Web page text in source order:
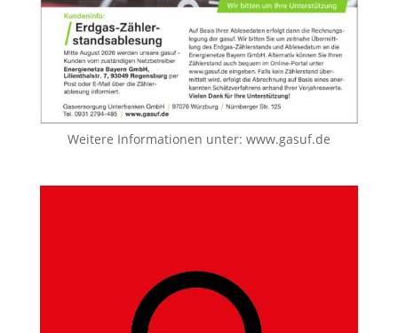
Weitere Informationen unter: www.gasuf.de